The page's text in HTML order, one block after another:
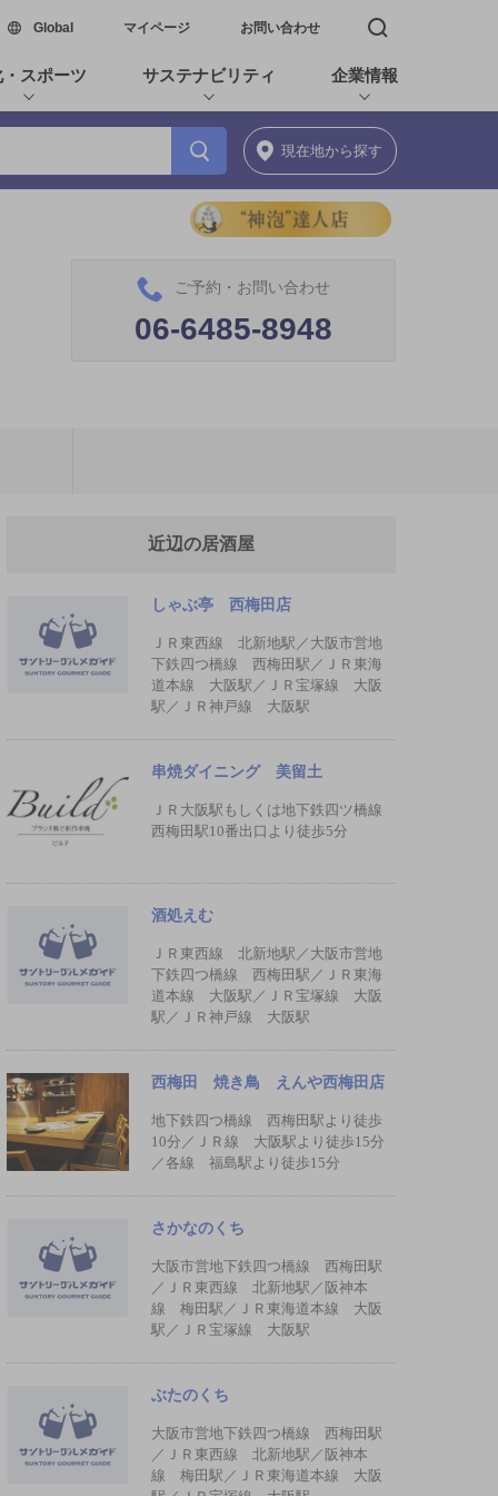
Global新しいウィンドウで開く
マイページ お問い合わせ 検索窓を開く
スポーツ サステナビリティ 企業情報
現在地から探す
ご予約・お問い合わせ
06-6485-8948
近辺の居酒屋
しゃぶ亭 西梅田店
ＪＲ東西線 北新地駅／大阪市営地
下鉄四つ橋線 西梅田駅／ＪＲ東海
道本線 大阪駅／ＪＲ宝塚線 大阪
駅／ＪＲ神戸線 大阪駅
串焼ダイニング 美留土
ＪＲ大阪駅もしくは地下鉄四ツ橋線
西梅田駅10番出口より徒歩5分
酒処えむ
ＪＲ東西線 北新地駅／大阪市営地
下鉄四つ橋線 西梅田駅／ＪＲ東海
道本線 大阪駅／ＪＲ宝塚線 大阪
駅／ＪＲ神戸線 大阪駅
西梅田 焼き鳥 えんや西梅田店
地下鉄四つ橋線 西梅田駅より徒歩
10分／ＪＲ線 大阪駅より徒歩15分
／各線 福島駅より徒歩15分
さかなのくち
大阪市営地下鉄四つ橋線 西梅田駅
／ＪＲ東西線 北新地駅／阪神本
線 梅田駅／ＪＲ東海道本線 大阪
駅／ＪＲ宝塚線 大阪駅
ぶたのくち
大阪市営地下鉄四つ橋線 西梅田駅
／ＪＲ東西線 北新地駅／阪神本
線 梅田駅／ＪＲ東海道本線 大阪